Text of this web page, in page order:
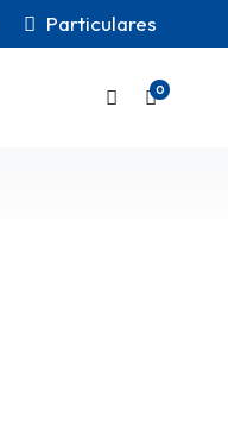
Particulares
0